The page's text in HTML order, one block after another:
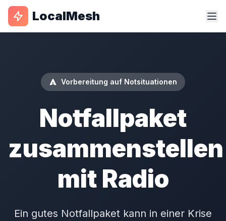
LocalMesh
Vorbereitung auf Notsituationen
Notfallpaket
zusammenstellen
mit Radio
Ein gutes Notfallpaket kann in einer Krise